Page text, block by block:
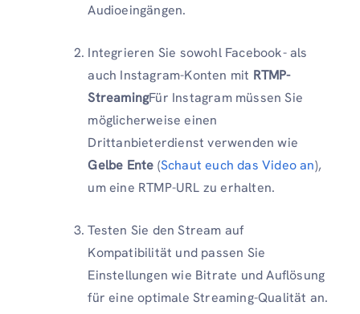
Audioeingängen.
Integrieren Sie sowohl Facebook- als
auch Instagram-Konten mit RTMP-
StreamingFür Instagram müssen Sie
möglicherweise einen
Drittanbieterdienst verwenden wie
Gelbe Ente (Schaut euch das Video an),
um eine RTMP-URL zu erhalten.
Testen Sie den Stream auf
Kompatibilität und passen Sie
Einstellungen wie Bitrate und Auflösung
für eine optimale Streaming-Qualität an.